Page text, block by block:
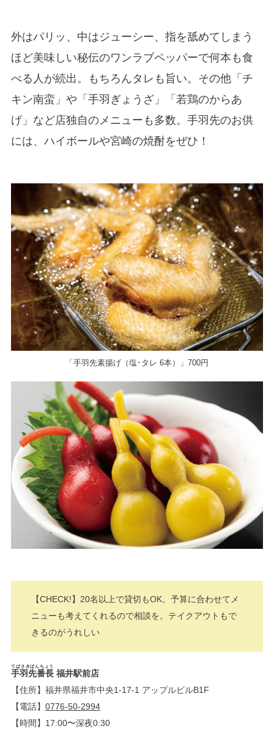
外はパリッ、中はジューシー、指を舐めてしまう
ほど美味しい秘伝のワンラブペッパーで何本も食
べる人が続出。もちろんタレも旨い。その他「チ
キン南蛮」や「手羽ぎょうざ」「若鶏のからあ
げ」など店独自のメニューも多数。手羽先のお供
には、ハイボールや宮崎の焼酎をぜひ！
「手羽先素揚げ（塩･タレ 6本）」700円
【CHECK!】20名以上で貸切もOK。予算に合わせてメ
ニューも考えてくれるので相談を。テイクアウトもで
きるのがうれしい
手羽先番長
てばさきばんちょう
福井駅前店
【住所】福井県福井市中央1-17-1 アップルビルB1F
【電話】 0776-50-2994
【時間】17:00〜深夜0:30